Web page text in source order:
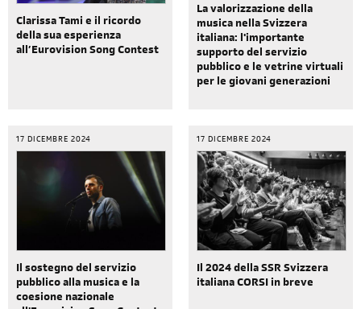
Clarissa Tami e il ricordo
della sua esperienza
all’Eurovision Song Contest
La valorizzazione della
musica nella Svizzera
italiana: l'importante
supporto del servizio
pubblico e le vetrine virtuali
per le giovani generazioni
17 DICEMBRE 2024
Il sostegno del servizio
pubblico alla musica e la
coesione nazionale
17 DICEMBRE 2024
Il 2024 della SSR Svizzera
italiana CORSI in breve